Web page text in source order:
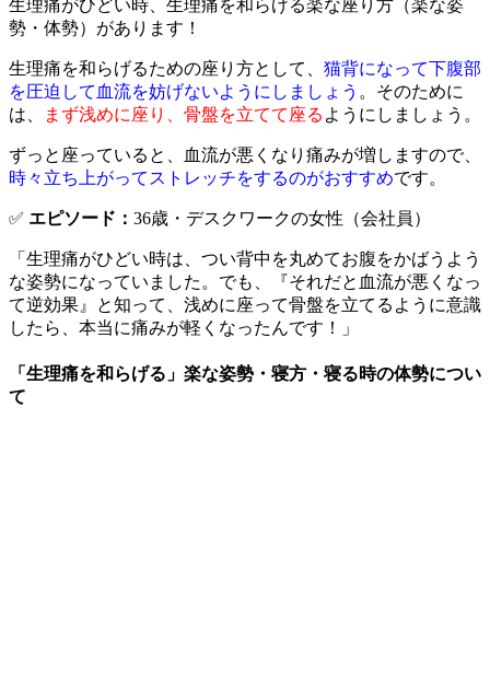
生理痛がひどい時、生理痛を和らげる楽な座り方（楽な姿
勢・体勢）があります！
生理痛を和らげるための座り方として、 猫背になって下腹部
を圧迫して血流を妨げないようにしましょう 。そのために
は、
まず浅めに座り、骨盤を立てて座る ようにしましょう。
ずっと座っていると、血流が悪くなり痛みが増しますので、
時々立ち上がってストレッチをするのがおすすめです。
✅ エピソード： 36歳・デスクワークの女性（会社員）
「生理痛がひどい時は、つい背中を丸めてお腹をかばうよう
な姿勢になっていました。でも、『それだと血流が悪くなっ
て逆効果』と知って、浅めに座って骨盤を立てるように意識
したら、本当に痛みが軽くなったんです！」
「生理痛を和らげる」楽な姿勢・寝方・寝る時の体勢につい
て